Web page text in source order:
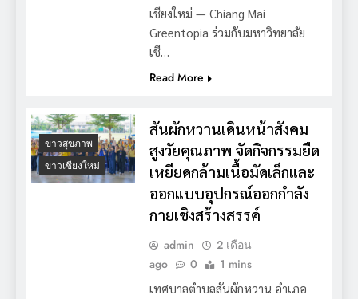
เชียงใหม่ — Chiang Mai
Greentopia ร่วมกับมหาวิทยาลัย
เชี…
Read More
ข่าวสุขภาพ
ข่าวเชียงใหม่
สันผักหวานเดินหน้าสังคม
สูงวัยคุณภาพ จัดกิจกรรมยืด
เหยียดกล้ามเนื้อมัดเล็กและ
ออกแบบอุปกรณ์ออกกำลัง
กายเชิงสร้างสรรค์
admin
2 เดือน
ago
0 1 mins
เทศบาลตำบลสันผักหวาน อำเภอ